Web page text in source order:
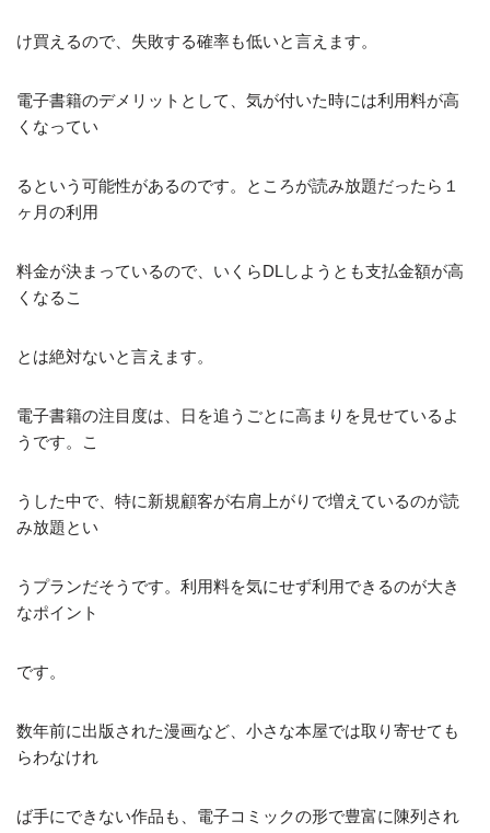
け買えるので、失敗する確率も低いと言えます。
電子書籍のデメリットとして、気が付いた時には利用料が高
くなってい
るという可能性があるのです。ところが読み放題だったら１
ヶ月の利用
料金が決まっているので、いくらDLしようとも支払金額が高
くなるこ
とは絶対ないと言えます。
電子書籍の注目度は、日を追うごとに高まりを見せているよ
うです。こ
うした中で、特に新規顧客が右肩上がりで増えているのが読
み放題とい
うプランだそうです。利用料を気にせず利用できるのが大き
なポイント
です。
数年前に出版された漫画など、小さな本屋では取り寄せても
らわなけれ
ば手にできない作品も、電子コミックの形で豊富に陳列され